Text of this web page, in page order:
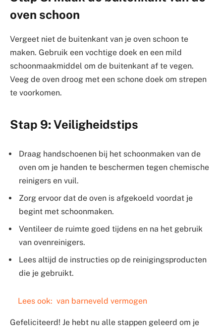
oven schoon
Vergeet niet de buitenkant van je oven schoon te
maken. Gebruik een vochtige doek en een mild
schoonmaakmiddel om de buitenkant af te vegen.
Veeg de oven droog met een schone doek om strepen
te voorkomen.
Stap 9: Veiligheidstips
Draag handschoenen bij het schoonmaken van de
oven om je handen te beschermen tegen chemische
reinigers en vuil.
Zorg ervoor dat de oven is afgekoeld voordat je
begint met schoonmaken.
Ventileer de ruimte goed tijdens en na het gebruik
van ovenreinigers.
Lees altijd de instructies op de reinigingsproducten
die je gebruikt.
Lees ook: van barneveld vermogen
Gefeliciteerd! Je hebt nu alle stappen geleerd om je